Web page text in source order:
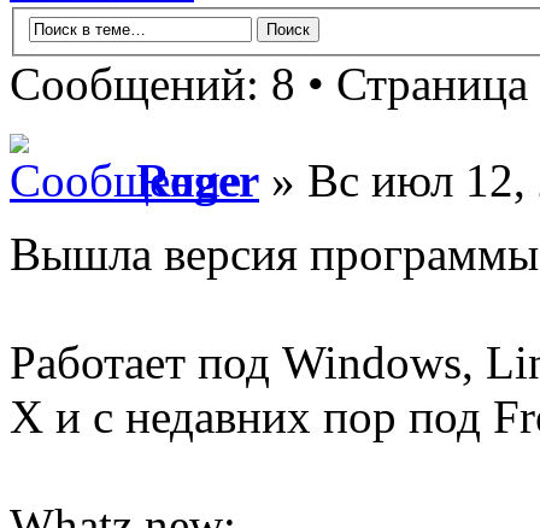
Сообщений: 8 • Страница
Roger » Вс июл 12,
Вышла версия
Работает под Windows,
X и с недавних пор под